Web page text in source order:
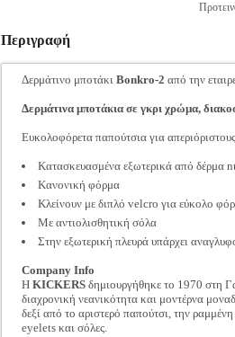
Περιγραφή
Δερμάτινο μποτάκι Bonkro-2 από την
Δερμάτινα μποτάκια σε γκρι χρώμα,
Ευκολοφόρετα παπούτσια για
Κατασκευασμένα εξωτερικά από δέρμα
Κανονική φόρμα
Κλείνουν με διπλό velcro για εύκολο
Με αντιολισθητική σόλα
Στην εξωτερική πλευρά υπάρχει
Company Info
Η KICKERS δημιουργήθηκε το 1970 στη
διαχρονική νεανικότητα και μοντέρνα
δεξί από το αριστερό παπούτσι, την
eyelets και σόλες.